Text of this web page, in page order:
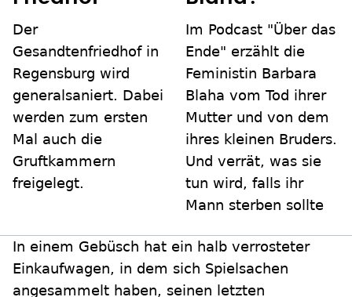
Der
Gesandtenfriedhof in
Regensburg wird
generalsaniert. Dabei
werden zum ersten
Mal auch die
Gruftkammern
freigelegt.
Im Podcast "Über das
Ende" erzählt die
Feministin Barbara
Blaha vom Tod ihrer
Mutter und von dem
ihres kleinen Bruders.
Und verrät, was sie
tun wird, falls ihr
Mann sterben sollte
In einem Gebüsch hat ein halb verrosteter
Einkaufwagen, in dem sich Spielsachen
angesammelt haben, seinen letzten